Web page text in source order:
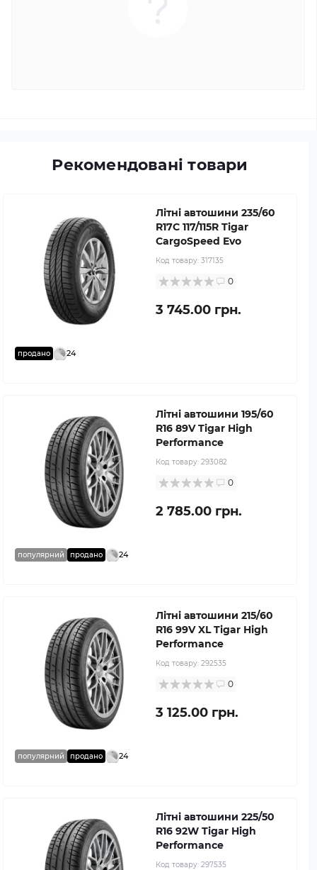
Рекомендовані товари
продано 24
Літні автошини 235/60
R17C 117/115R Tigar
CargoSpeed Evo
Код товару: 317135
0
3 745.00 грн.
популярний продано 24
Літні автошини 195/60
R16 89V Tigar High
Performance
Код товару: 293082
0
2 785.00 грн.
популярний продано 24
Літні автошини 215/60
R16 99V XL Tigar High
Performance
Код товару: 292535
0
3 125.00 грн.
Літні автошини 225/50
R16 92W Tigar High
Performance
Код товару: 297535